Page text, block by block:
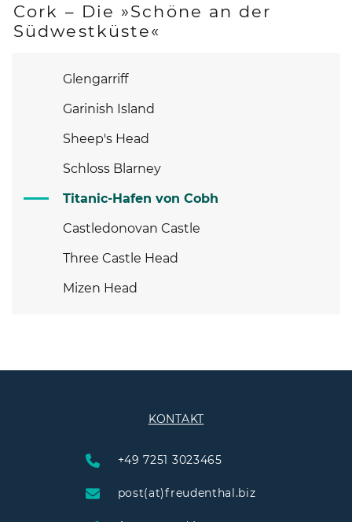
Cork – Die »Schöne an der
Südwestküste«
Glengarriff
Garinish Island
Sheep's Head
Schloss Blarney
Titanic-Hafen von Cobh
Castledonovan Castle
Three Castle Head
Mizen Head
KONTAKT
+49 7251 3023465
post(at)freudenthal.biz